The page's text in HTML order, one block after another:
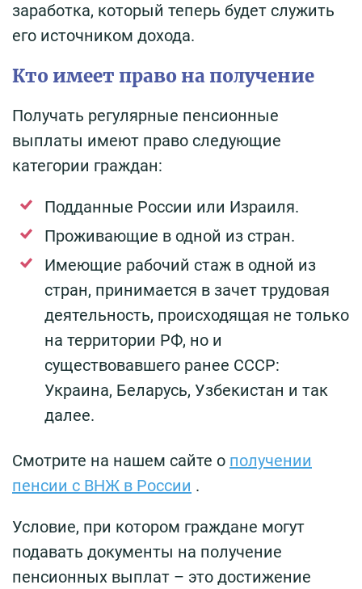
заработка, который теперь будет служить
его источником дохода.
Кто имеет право на получение
Получать регулярные пенсионные
выплаты имеют право следующие
категории граждан:
Подданные России или Израиля.
Проживающие в одной из стран.
Имеющие рабочий стаж в одной из
стран, принимается в зачет трудовая
деятельность, происходящая не только
на территории РФ, но и
существовавшего ранее СССР:
Украина, Беларусь, Узбекистан и так
далее.
Смотрите на нашем сайте о получении
пенсии с ВНЖ в России .
Условие, при котором граждане могут
подавать документы на получение
пенсионных выплат – это достижение